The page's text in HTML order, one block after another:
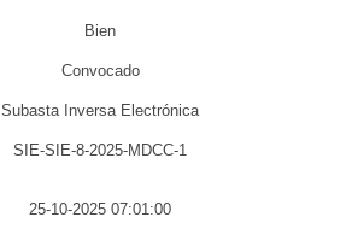
Bien
Convocado
Subasta Inversa Electrónica
SIE-SIE-8-2025-MDCC-1
25-10-2025 07:01:00